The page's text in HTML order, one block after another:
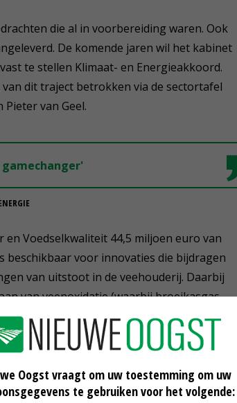
die al in voorbereiding waren. Ook
De komende jaren wil het kabinet
te stellen Klimaat- en Energieakkoord.
dit traject betrokken via de sectortafel
van Geel.
gamechanger'
Voedselkwaliteit 44,5 miljoen euro van
voor innovaties die bijdragen
van uitstoot in de veehouderij. Daarbij
van veenoxidatie (waarbij broeikasgas
terug te dringen en andere vormen
reductie van de CO2-uitstoot door
in de bodem en door productie van
Oogst vraagt om uw toestemming om uw
te gebruiken voor het volgende: